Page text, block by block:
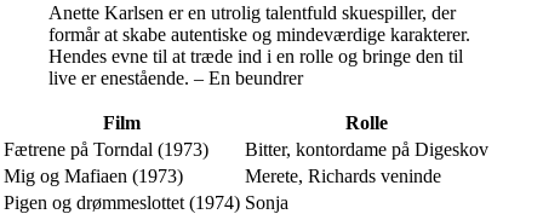
Anette Karlsen er en utrolig talentfuld skuespiller, der
formår at skabe autentiske og mindeværdige karakterer.
Hendes evne til at træde ind i en rolle og bringe den til
live er enestående. – En beundrer
Film
Rolle
Fætrene på Torndal (1973)
Bitter, kontordame på Digeskov
Mig og Mafiaen (1973)
Merete, Richards veninde
Pigen og drømmeslottet (1974) Sonja